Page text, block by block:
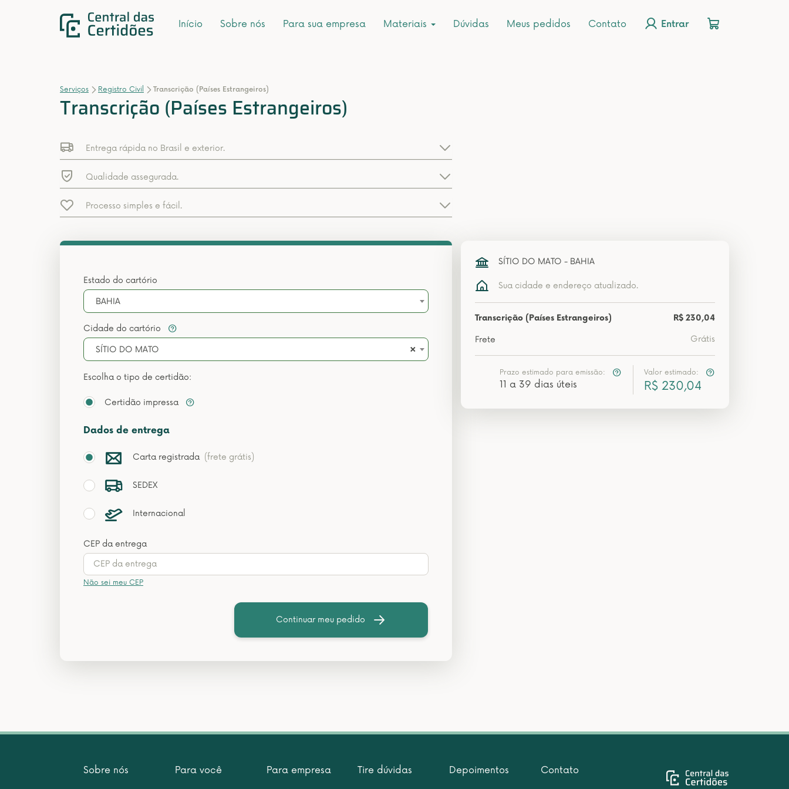
Início Sobre nós Para sua empresa Materiais Dúvidas Meus pedidos Contato Entrar
Serviços Registro Civil Transcrição (Países Estrangeiros)
Transcrição (Países Estrangeiros)
Entrega rápida no Brasil e exterior.
Qualidade assegurada.
Processo simples e fácil.
Estado do cartório
BAHIA
Cidade do cartório
×
SÍTIO DO MATO
Escolha o tipo de certidão:
Certidão impressa
Dados de entrega
Carta registrada (frete grátis)
SEDEX
Internacional
CEP da entrega
Não sei meu CEP
Continuar meu pedido
SÍTIO DO MATO - BAHIA
Sua cidade e endereço atualizado.
Transcrição (Países Estrangeiros) R$ 230,04
Frete Grátis
Prazo estimado para emissão:
11 a 39 dias úteis
Valor estimado:
R$ 230,04
Sobre nós Para você Para empresa Tire dúvidas Depoimentos Contato